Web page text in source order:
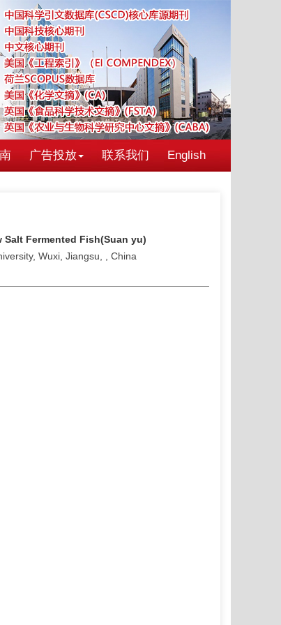
广告投放 联系我们 English
Fermented Fish(Suan yu)
Wuxi, Jiangsu, , China